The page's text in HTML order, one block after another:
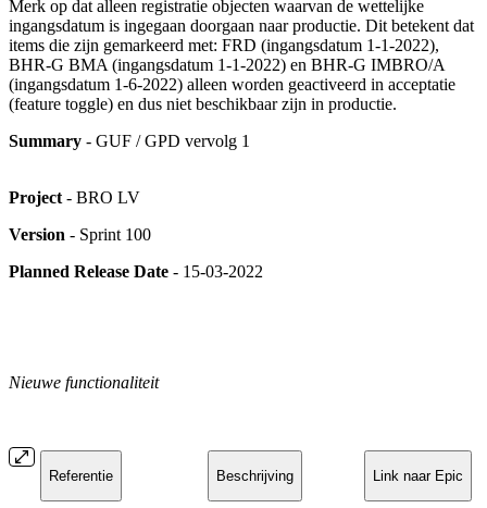
Merk op dat alleen registratie objecten waarvan de wettelijke
ingangsdatum is ingegaan doorgaan naar productie. Dit betekent dat
items die zijn gemarkeerd met: FRD (ingangsdatum 1-1-2022),
BHR-G BMA (ingangsdatum 1-1-2022) en BHR-G IMBRO/A
(ingangsdatum 1-6-2022) alleen worden geactiveerd in acceptatie
(feature toggle) en dus niet beschikbaar zijn in productie.
Summary - GUF / GPD vervolg 1
Project - BRO LV
Version - Sprint 100
Planned Release Date - 15-03-2022
Nieuwe functionaliteit
Referentie Beschrijving Link naar Epic